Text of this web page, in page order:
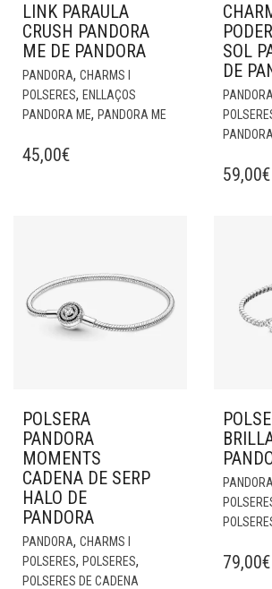
LINK PARAULA
CRUSH PANDORA
ME DE PANDORA
PANDORA, CHARMS I
POLSERES, ENLLAÇOS
PANDORA ME, PANDORA ME
45,00€
SOL
DE
PANDORA
59,00€
POLSERA
PANDORA
MOMENTS
CADENA DE SERP
HALO DE
PANDORA
PANDORA, CHARMS I
POLSERES, POLSERES,
POLSERES DE CADENA
PANDORA
79,00€